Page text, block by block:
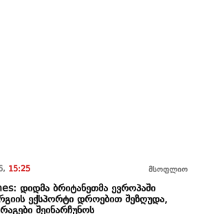
15:25 მსოფლიო
დიდმა ბრიტანეთმა ევროპაში
ექსპორტი დროებით შეზღუდა,
შეინარჩუნოს